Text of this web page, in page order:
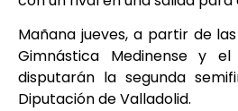
Mañana jueves, a partir de
Gimnástica Medinense y
disputarán la segunda
Diputación de Valladolid.